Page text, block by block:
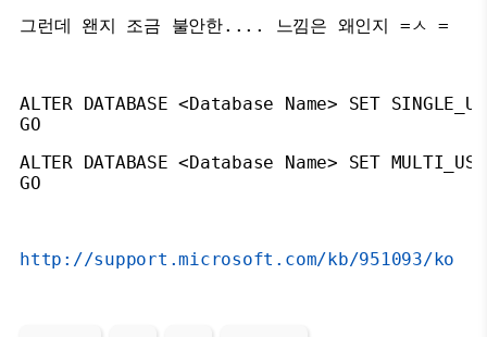
그런데 왠지 조금 불안한.... 느낌은 왜인지 =ㅅ =
ALTER DATABASE <Database Name> SET
ALTER DATABASE <Database Name> SET
http://support.microsoft.com/kb/951093/ko